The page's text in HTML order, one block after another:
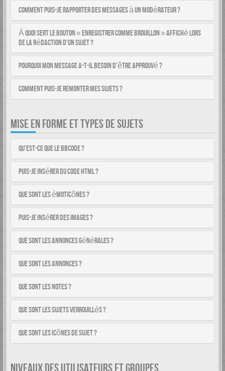
Comment puis-je rapporter des messages à un modérateur ?
À quoi sert le bouton « Enregistrer comme brouillon » affiché lors
de la rédaction d’un sujet ?
Pourquoi mon message a-t-il besoin d’être approuvé ?
Comment puis-je remonter mes sujets ?
MISE EN FORME ET TYPES DE SUJETS
Qu’est-ce que le BBCode ?
Puis-je insérer du code HTML ?
Que sont les émoticônes ?
Puis-je insérer des images ?
Que sont les annonces générales ?
Que sont les annonces ?
Que sont les notes ?
Que sont les sujets verrouillés ?
Que sont les icônes de sujet ?